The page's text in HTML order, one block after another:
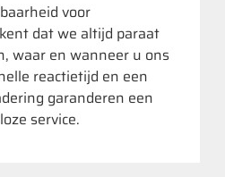
voor
dat we altijd paraat
waar en wanneer u ons
reactietijd en een
garanderen een
service.